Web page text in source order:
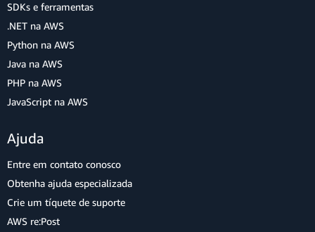
SDKs e ferramentas
.NET na AWS
Python na AWS
Java na AWS
PHP na AWS
JavaScript na AWS
Ajuda
Entre em contato conosco
Obtenha ajuda especializada
Crie um tíquete de suporte
AWS re:Post